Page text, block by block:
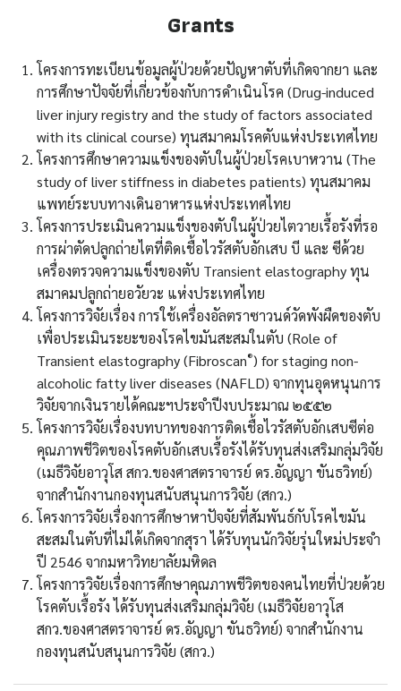
Grants
โครงการทะเบียนข้อมูลผู้ป่วยด้วยปัญหาตับที่เกิดจากยา และ
การศึกษาปัจจัยที่เกี่ยวข้องกับการดำเนินโรค (Drug-induced
liver injury registry and the study of factors associated
with its clinical course) ทุนสมาคมโรคตับแห่งประเทศไทย
โครงการศึกษาความแข็งของตับในผู้ป่วยโรคเบาหวาน (The
study of liver stiffness in diabetes patients) ทุนสมาคม
แพทย์ระบบทางเดินอาหารแห่งประเทศไทย
โครงการประเมินความแข็งของตับในผู้ป่วยไตวายเรื้อรังที่รอ
การผ่าตัดปลูกถ่ายไตที่ติดเชื้อไวรัสตับอักเสบ บี และ ซีด้วย
เครื่องตรวจความแข็งของตับ Transient elastography ทุน
สมาคมปลูกถ่ายอวัยวะ แห่งประเทศไทย
โครงการวิจัยเรื่อง การใช้เครื่องอัลตราซาวนด์วัดพังผืดของตับ
เพื่อประเมินระยะของโรคไขมันสะสมในตับ (Role of
Transient elastography (Fibroscan®) for staging non-
alcoholic fatty liver diseases (NAFLD) จากทุนอุดหนุนการ
วิจัยจากเงินรายได้คณะฯประจำปีงบประมาณ ๒๕๕๒
โครงการวิจัยเรื่องบทบาทของการติดเชื้อไวรัสตับอักเสบซีต่อ
คุณภาพชีวิตของโรคตับอักเสบเรื้อรังได้รับทุนส่งเสริมกลุ่มวิจัย
(เมธีวิจัยอาวุโส สกว.ของศาสตราจารย์ ดร.อัญญา ขันธวิทย์)
จากสำนักงานกองทุนสนับสนุนการวิจัย (สกว.)
โครงการวิจัยเรื่องการศึกษาหาปัจจัยที่สัมพันธ์กับโรคไขมัน
สะสมในตับที่ไม่ได้เกิดจากสุรา ได้รับทุนนักวิจัยรุ่นใหม่ประจำ
ปี 2546 จากมหาวิทยาลัยมหิดล
โครงการวิจัยเรื่องการศึกษาคุณภาพชีวิตของคนไทยที่ป่วยด้วย
โรคตับเรื้อรัง ได้รับทุนส่งเสริมกลุ่มวิจัย (เมธีวิจัยอาวุโส
สกว.ของศาสตราจารย์ ดร.อัญญา ขันธวิทย์) จากสำนักงาน
กองทุนสนับสนุนการวิจัย (สกว.)